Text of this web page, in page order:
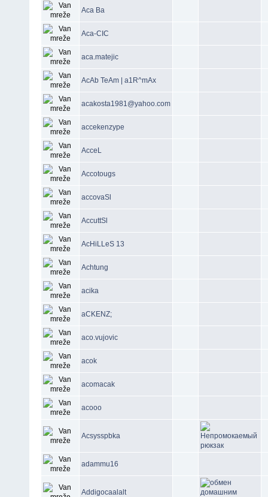
Aca Ba
Aca-CIC
aca.matejic
AcAb TeAm | a1R^mAx
acakosta1981@yahoo.com
accekenzype
AcceL
Accotougs
accovaSl
AccuttSl
AcHiLLeS 13
Achtung
acika
aCKENZ;
aco.vujovic
acok
acomacak
acooo
Acsysspbka
adammu16
Addigocaalalt